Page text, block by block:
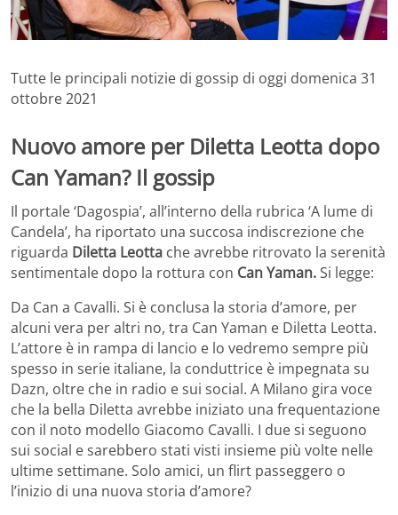
Tutte le principali notizie di gossip di oggi domenica 31
ottobre 2021
Nuovo amore per Diletta Leotta dopo
Can Yaman? Il gossip
Il portale ‘Dagospia’, all’interno della rubrica ‘A lume di
Candela’, ha riportato una succosa indiscrezione che
riguarda Diletta Leotta che avrebbe ritrovato la serenità
sentimentale dopo la rottura con Can Yaman.Si legge:
Da Can a Cavalli. Si è conclusa la storia d’amore, per
alcuni vera per altri no, tra Can Yaman e Diletta Leotta.
L’attore è in rampa di lancio e lo vedremo sempre più
spesso in serie italiane, la conduttrice è impegnata su
Dazn, oltre che in radio e sui social. A Milano gira voce
che la bella Diletta avrebbe iniziato una frequentazione
con il noto modello Giacomo Cavalli. I due si seguono
sui social e sarebbero stati visti insieme più volte nelle
ultime settimane. Solo amici, un flirt passeggero o
l’inizio di una nuova storia d’amore?